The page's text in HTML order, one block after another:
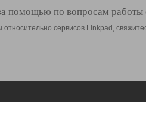
помощью по вопросам работы
относительно сервисов Linkpad,